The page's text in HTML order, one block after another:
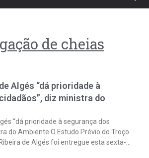
de cheias
Algés “dá prioridade à
diz ministra do
“dá prioridade à segurança dos
do Ambiente O Estudo Prévio do Troço
de Algés foi entregue esta sexta-